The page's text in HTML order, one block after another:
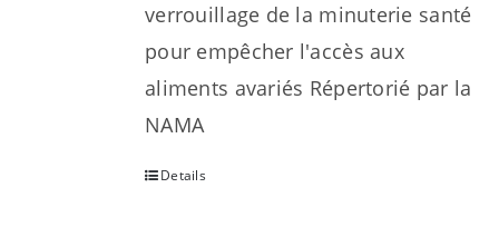
verrouillage de la minuterie santé
pour empêcher l'accès aux
aliments avariés Répertorié par la
NAMA
Details